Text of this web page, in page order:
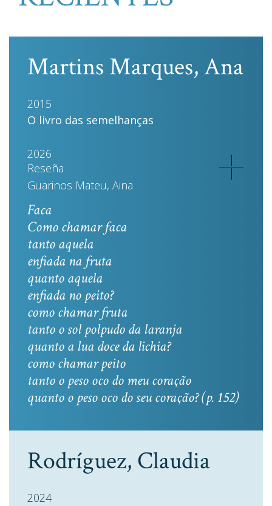
Martins Marques, Ana
2015
O livro das semelhanças
2026
Reseña
Guarinos Mateu, Aina
Faca
Como chamar faca
tanto aquela
enfiada na fruta
quanto aquela
enfiada no peito?
como chamar fruta
tanto o sol polpudo da laranja
quanto a lua doce da lichia?
como chamar peito
tanto o peso oco do meu coração
quanto o peso oco do seu coração? (p. 152)
Rodríguez, Claudia
2024